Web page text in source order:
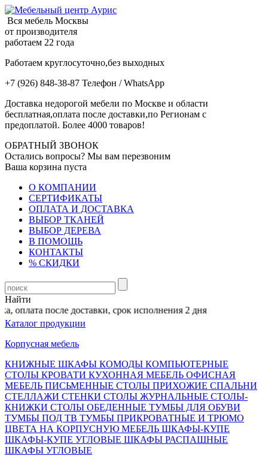
Вся мебель Москвы
от производителя
работаем 22 года
Работаем круглосуточно,без выходных
+7 (926) 848-38-87 Телефон / WhatsApp
Доставка недорогой мебели по Москве и области
бесплатная,оплата после доставки,по Регионам с
предоплатой. Более 4000 товаров!
ОБРАТНЫЙ ЗВОНОК
Остались вопросы? Мы вам перезвоним
Ваша корзина пуста
О КОМПАНИИ
СЕРТИФИКАТЫ
ОПЛАТА И ДОСТАВКА
ВЫБОР ТКАНЕЙ
ВЫБОР ДЕРЕВА
В ПОМОЩЬ
КОНТАКТЫ
% СКИДКИ
Найти
оплата после доставки, срок исполнения 2 дня
Каталог продукции
Корпусная мебель
КНИЖНЫЕ ШКАФЫ КОМОДЫ КОМПЬЮТЕРНЫЕ
СТОЛЫ КРОВАТИ КУХОННАЯ МЕБЕЛЬ ОФИСНАЯ
МЕБЕЛЬ ПИСЬМЕННЫЕ СТОЛЫ ПРИХОЖИЕ СПАЛЬНИ
СТЕЛЛАЖИ СТЕНКИ СТОЛЫ ЖУРНАЛЬНЫЕ СТОЛЫ-
КНИЖКИ СТОЛЫ ОБЕДЕННЫЕ ТУМБЫ ДЛЯ ОБУВИ
ТУМБЫ ПОД ТВ ТУМБЫ ПРИКРОВАТНЫЕ И ТРЮМО
ЦВЕТА НА КОРПУСНУЮ МЕБЕЛЬ ШКАФЫ-КУПЕ
ШКАФЫ-КУПЕ УГЛОВЫЕ ШКАФЫ РАСПАШНЫЕ
ШКАФЫ УГЛОВЫЕ